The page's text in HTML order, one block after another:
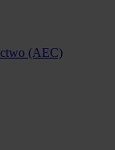
(AEC)